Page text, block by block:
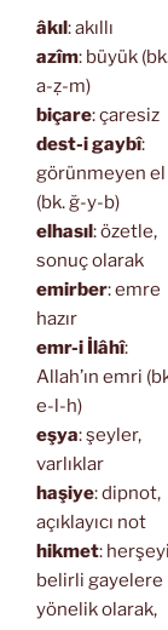
âkıl: akıllı
azîm: büyük
a-ẓ-m)
biçare: çaresiz
dest-i gaybî:
görünmeyen el
(bk. ğ-y-b)
elhasıl: özetle,
sonuç olarak
emirber: emre
hazır
emr-i İlâhî:
Allah’ın emri
e-l-h)
eşya: şeyler,
varlıklar
haşiye: dipnot,
açıklayıcı not
hikmet:
belirli gayelere
yönelik olarak,